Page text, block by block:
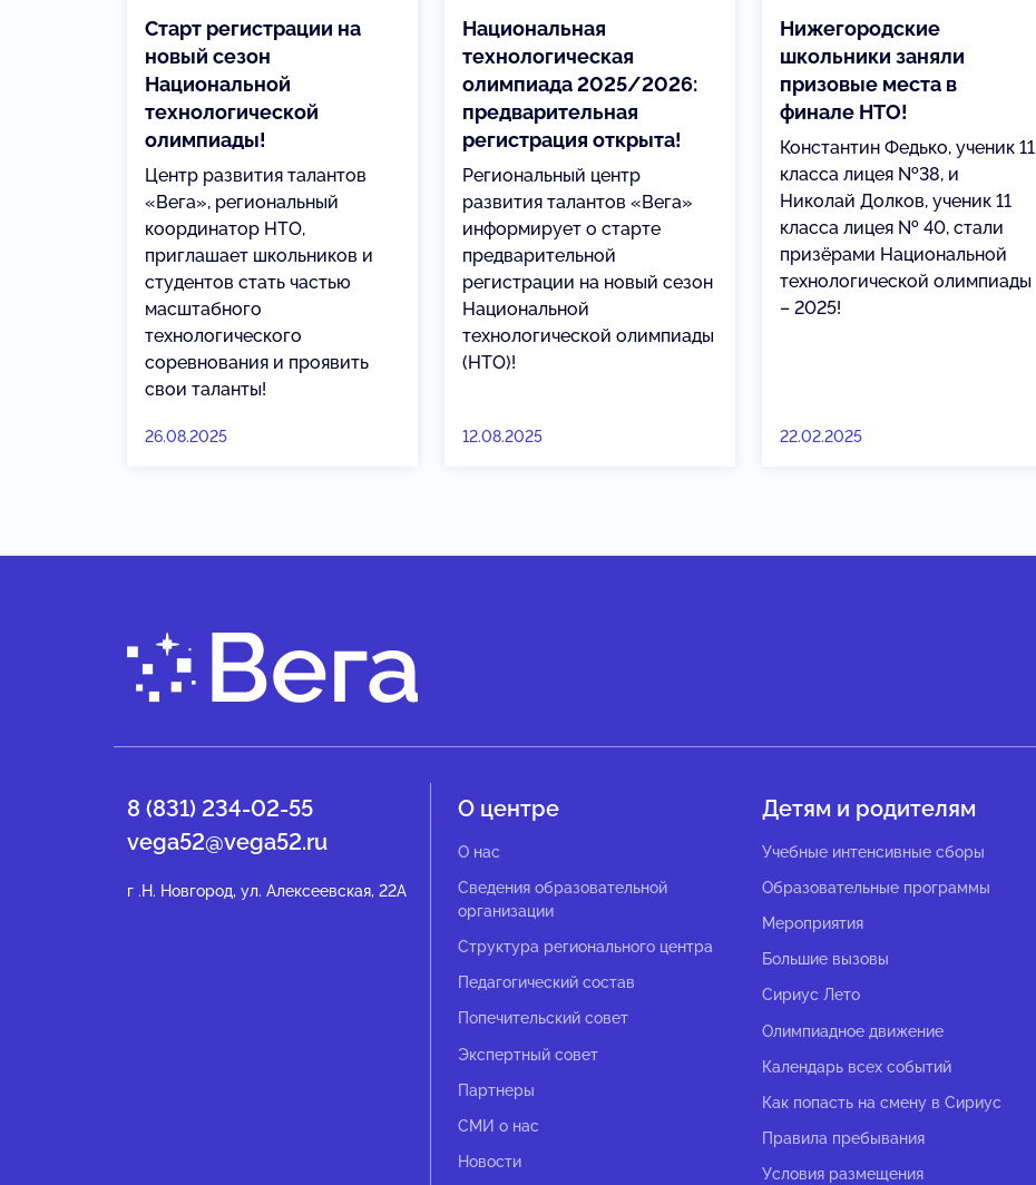
Старт регистрации на
новый сезон
Национальной
технологической
олимпиады!
Центр развития талантов
«Вега», региональный
координатор НТО,
приглашает школьников и
студентов стать частью
масштабного
технологического
соревнования и проявить
свои таланты!
26.08.2025
Национальная
технологическая
олимпиада 2025/2026:
предварительная
регистрация открыта!
Региональный центр
развития талантов «Вега»
информирует о старте
предварительной
регистрации на новый сезон
Национальной
технологической олимпиады
(НТО)!
12.08.2025
Нижегородские
школьники заняли
призовые места в
финале НТО!
Константин Федько, ученик 11
класса лицея №38, и
Николай Долков, ученик 11
класса лицея № 40, стали
призёрами Национальной
технологической олимпиады
– 2025!
22.02.2025
8 (831) 234-02-55
vega52@vega52.ru
г .Н. Новгород, ул. Алексеевская, 22А
О центре
О нас
Сведения образовательной
организации
Структура регионального центра
Педагогический состав
Попечительский совет
Экспертный совет
Партнеры
СМИ о нас
Новости
Детям и родителям
Учебные интенсивные сборы
Образовательные программы
Мероприятия
Большие вызовы
Сириус Лето
Олимпиадное движение
Календарь всех событий
Как попасть на смену в Сириус
Правила пребывания
Условия размещения